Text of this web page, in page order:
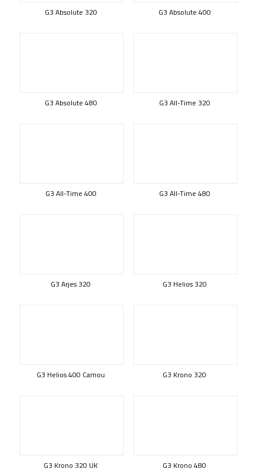
G3 Absolute 320 G3 Absolute 400
G3 Absolute 480 G3 All-Time 320
G3 All-Time 400 G3 All-Time 480
G3 Arjes 320 G3 Helios 320
G3 Helios 400 Camou G3 Krono 320
G3 Krono 320 UK G3 Krono 480